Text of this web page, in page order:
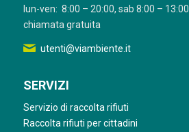
lun-ven: 8:00 – 20:00, sab 8:00 – 13:00
chiamata gratuita
utenti@viambiente.it
SERVIZI
Servizio di raccolta rifiuti
Raccolta rifiuti per cittadini